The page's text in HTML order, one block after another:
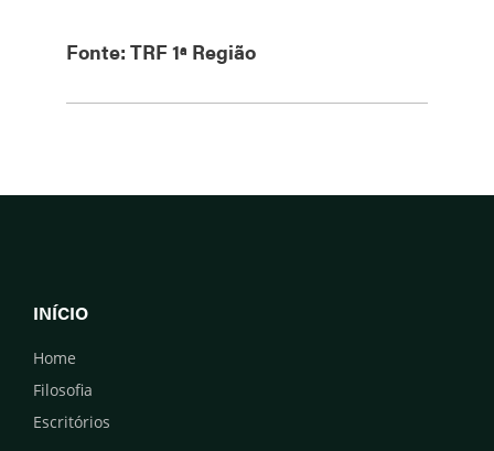
Fonte: TRF 1ª Região
INÍCIO
Home
Filosofia
Escritórios